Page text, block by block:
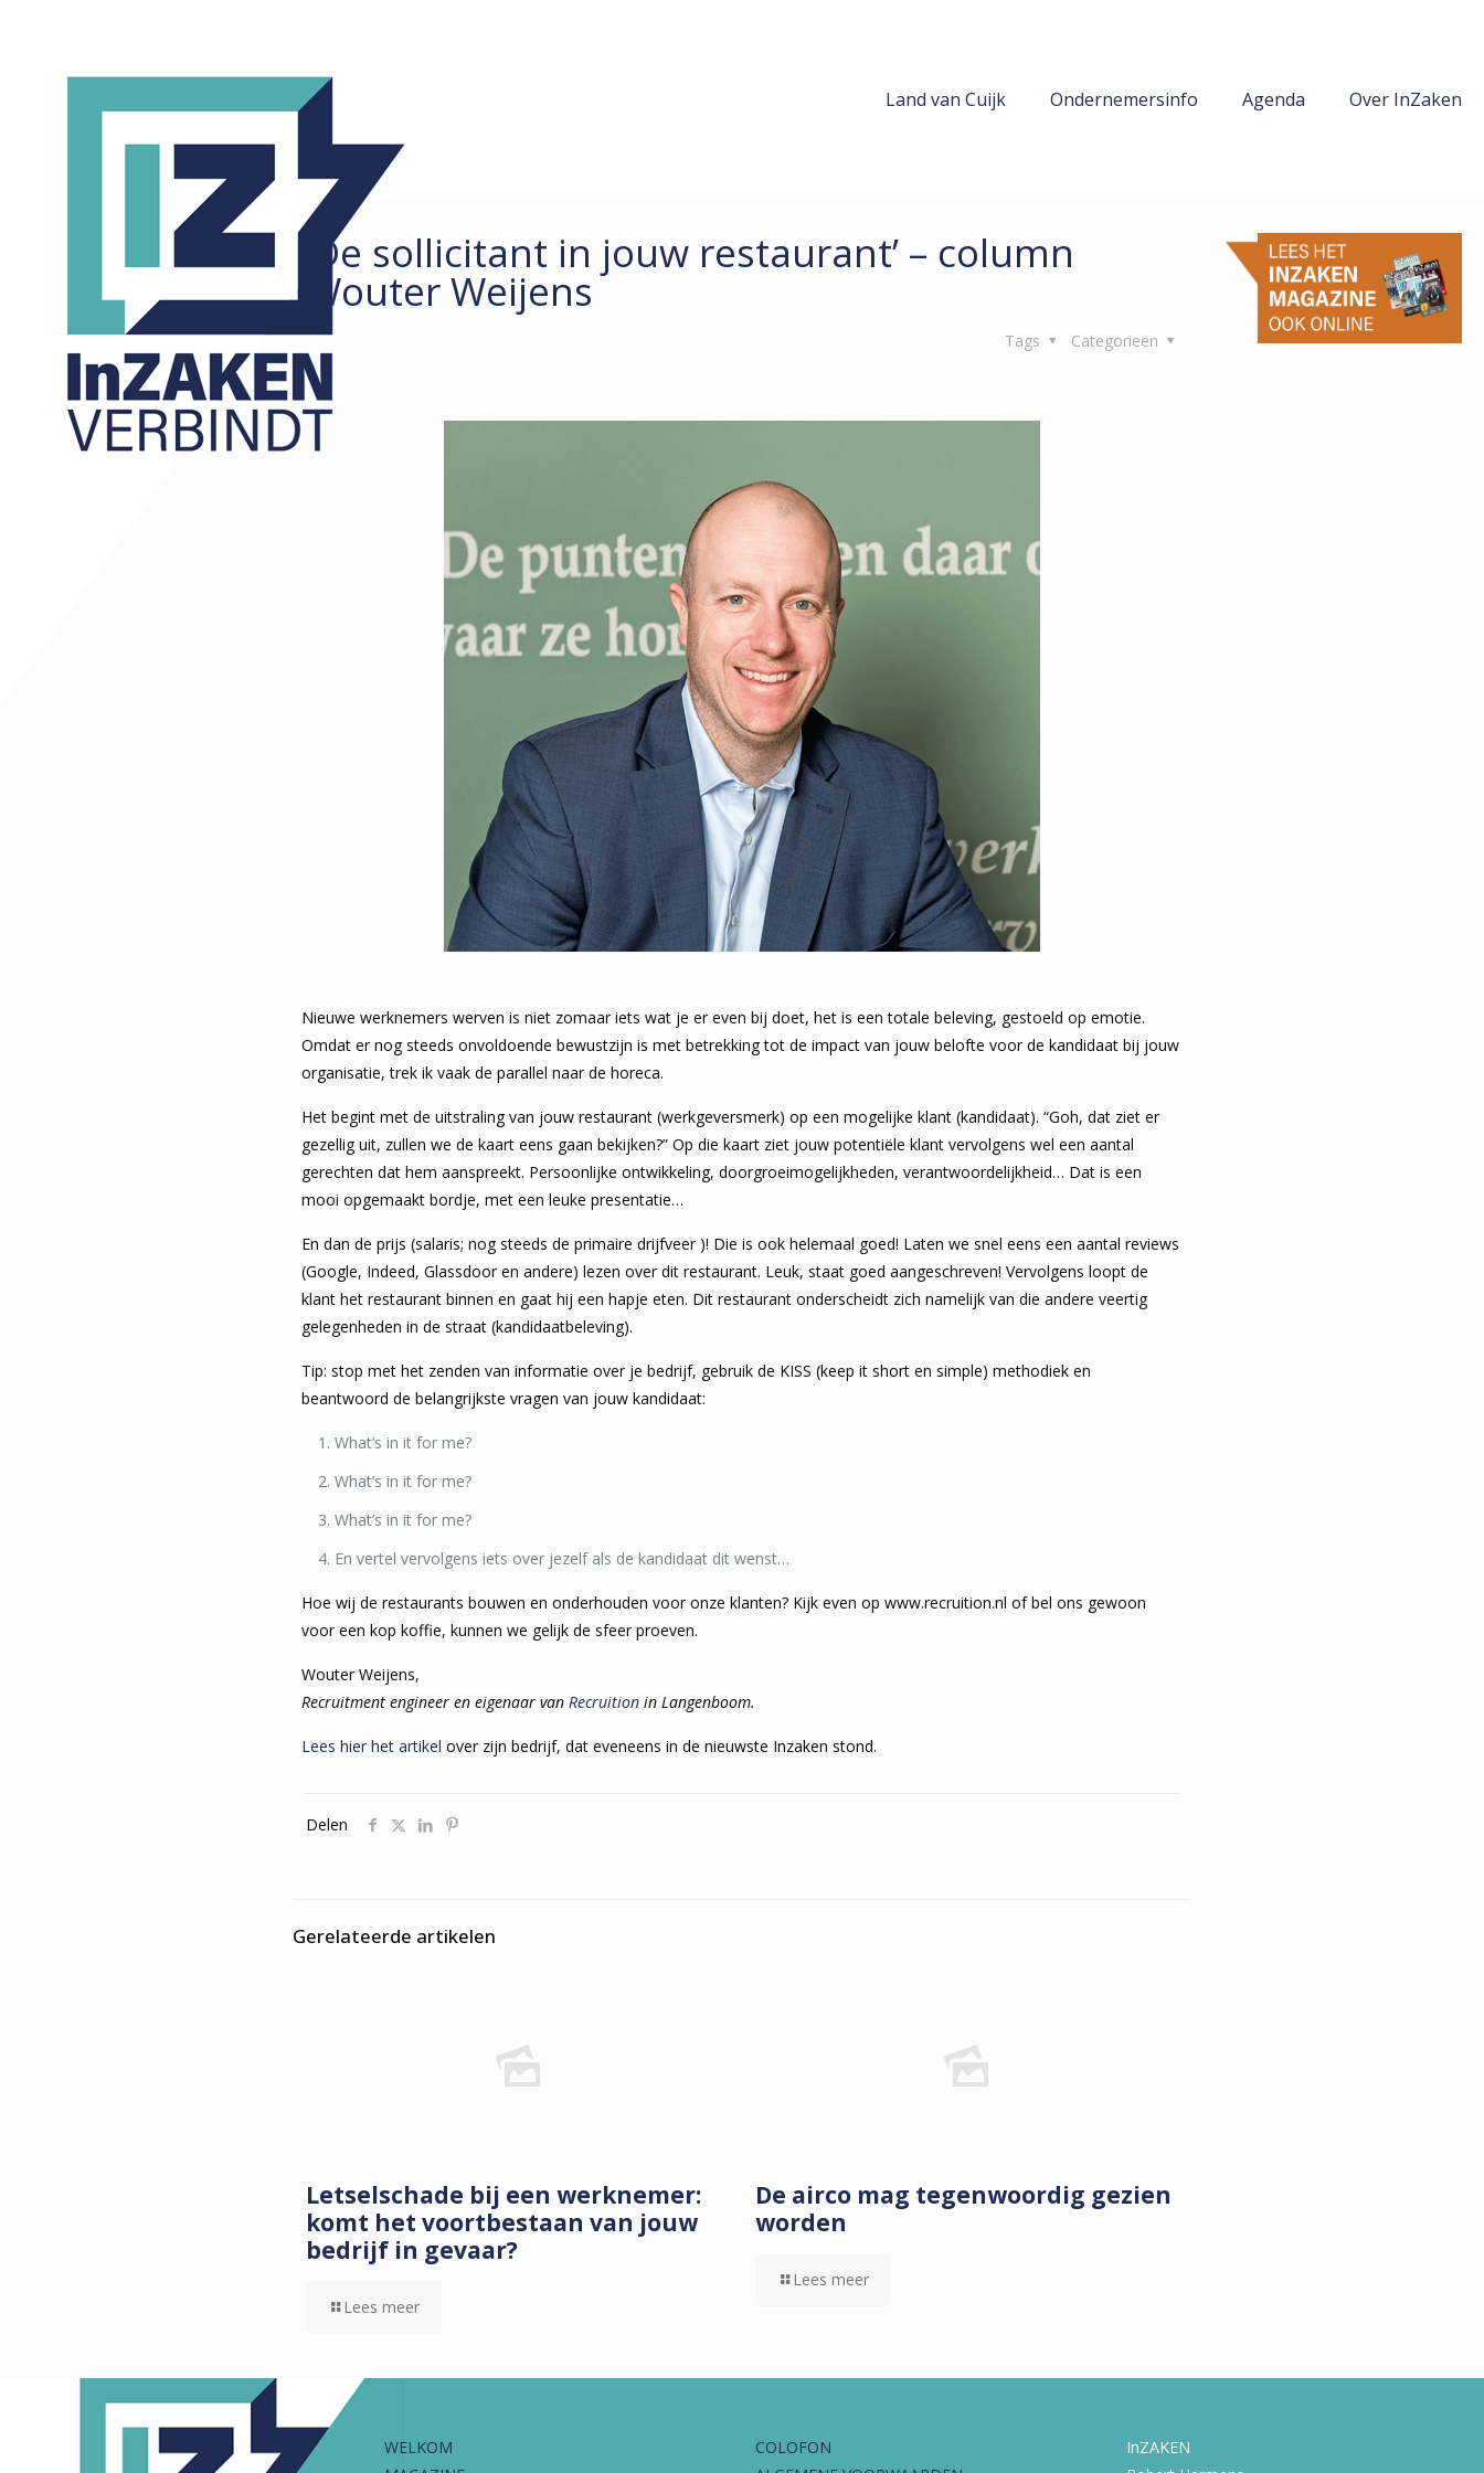
Land van Cuijk Ondernemersinfo Agenda Over InZaken
‘De sollicitant in jouw restaurant’ – column
Wouter Weijens
Categorieën
Tags
Nieuwe werknemers werven is niet zomaar iets wat je er even bij doet, het is een totale beleving, gestoeld op emotie.
Omdat er nog steeds onvoldoende bewustzijn is met betrekking tot de impact van jouw belofte voor de kandidaat bij jouw
organisatie, trek ik vaak de parallel naar de horeca.
Het begint met de uitstraling van jouw restaurant (werkgeversmerk) op een mogelijke klant (kandidaat). “Goh, dat ziet er
gezellig uit, zullen we de kaart eens gaan bekijken?” Op die kaart ziet jouw potentiële klant vervolgens wel een aantal
gerechten dat hem aanspreekt. Persoonlijke ontwikkeling, doorgroeimogelijkheden, verantwoordelijkheid… Dat is een
mooi opgemaakt bordje, met een leuke presentatie…
En dan de prijs (salaris; nog steeds de primaire drijfveer )! Die is ook helemaal goed! Laten we snel eens een aantal reviews
(Google, Indeed, Glassdoor en andere) lezen over dit restaurant. Leuk, staat goed aangeschreven! Vervolgens loopt de
klant het restaurant binnen en gaat hij een hapje eten. Dit restaurant onderscheidt zich namelijk van die andere veertig
gelegenheden in de straat (kandidaatbeleving).
Tip: stop met het zenden van informatie over je bedrijf, gebruik de KISS (keep it short en simple) methodiek en
beantwoord de belangrijkste vragen van jouw kandidaat:
What’s in it for me?
What’s in it for me?
What’s in it for me?
En vertel vervolgens iets over jezelf als de kandidaat dit wenst…
Hoe wij de restaurants bouwen en onderhouden voor onze klanten? Kijk even op www.recruition.nl of bel ons gewoon
voor een kop koffie, kunnen we gelijk de sfeer proeven.
Wouter Weijens,
Recruitment engineer en eigenaar vanRecruition in Langenboom.
Lees hier het artikel over zijn bedrijf, dat eveneens in de nieuwste Inzaken stond.
Delen
Gerelateerde artikelen
Letselschade bij een werknemer:
komt het voortbestaan van jouw
bedrijf in gevaar?
Lees meer
De airco mag tegenwoordig gezien
worden
Lees meer
ARTIKELEN
COLUMNS
KORTE ZAKEN
WELKOM
COLOFON
InZAKEN